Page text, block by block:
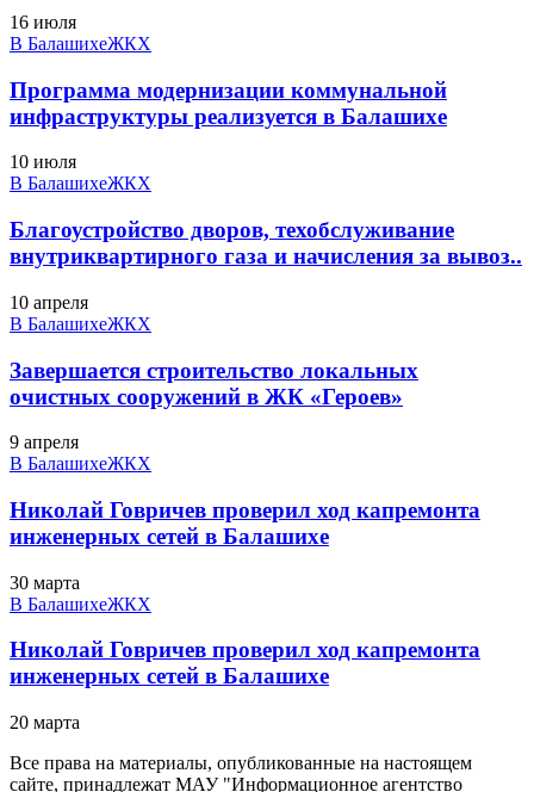
16 июля
В БалашихеЖКХ
Программа модернизации коммунальной
инфраструктуры реализуется в Балашихе
10 июля
В БалашихеЖКХ
Благоустройство дворов, техобслуживание
внутриквартирного газа и начисления за вывоз..
10 апреля
В БалашихеЖКХ
Завершается строительство локальных
очистных сооружений в ЖК «Героев»
9 апреля
В БалашихеЖКХ
Николай Говричев проверил ход капремонта
инженерных сетей в Балашихе
30 марта
В БалашихеЖКХ
Николай Говричев проверил ход капремонта
инженерных сетей в Балашихе
20 марта
Все права на материалы, опубликованные на настоящем
сайте, принадлежат МАУ "Информационное агентство